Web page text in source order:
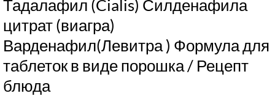
Тадалафил (Cialis) Силденафила
цитрат (виагра)
Варденафил(Левитра ) Формула для
таблеток в виде порошка / Рецепт
блюда